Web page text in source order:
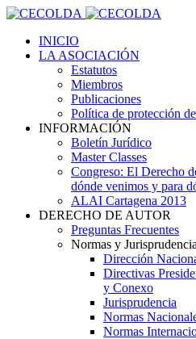
INICIO
LA ASOCIACIÓN
Estatutos
Miembros
Publicaciones
Política de protección
INFORMACIÓN
Boletín Jurídico
Master Classes
Congreso: El Derecho
dónde venimos y para
ALAI Cartagena 2013
DERECHO DE AUTOR
Preguntas Frecuentes
Normas y Jurisprudencia
Dirección
Directivas
y Conexo
Jurisprudencia
Normas
Normas